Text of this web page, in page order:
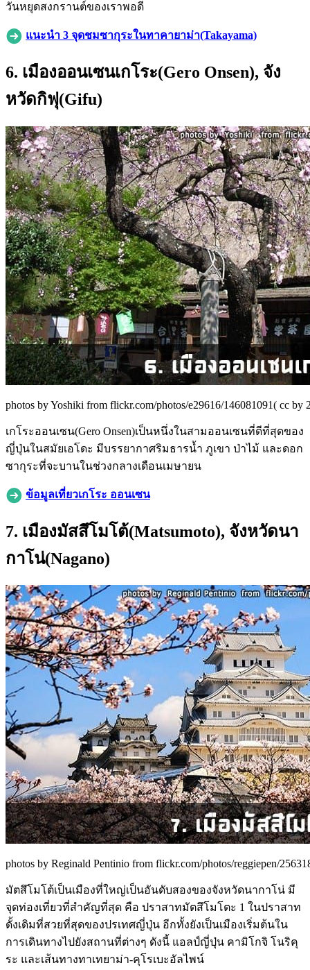
วันหยุดสงกรานต์ของเราพอดี
แนะนำ 3 จุดชมซากุระในทาคายาม่า(Takayama)
6. เมืองออนเซนเกโระ(Gero Onsen), จัง
หวัดกิฟุ(Gifu)
photos by Yoshiki from flickr.com/photos/e29616/146081091( cc by
เกโระออนเซน(Gero Onsen)เป็นหนึ่งในสามออนเซนที่ดีที่สุดของ
ญี่ปุ่นในสมัยเอโดะ มีบรรยากาศริมธารน้ำ ภูเขา ป่าไม้ และดอก
ซากุระที่จะบานในช่วงกลางเดือนเมษายน
ข้อมูลเที่ยวเกโระ ออนเซน
7. เมืองมัสสึโมโต้(Matsumoto), จังหวัดนา
กาโน่(Nagano)
photos by Reginald Pentinio from flickr.com/photos/reggiepen/
มัตสึโมโต้เป็นเมืองที่ใหญ่เป็นอันดับสองของจังหวัดนากาโน่ มี
จุดท่องเที่ยวที่สำคัญที่สุด คือ ปราสาทมัตสึโมโตะ 1 ในปราสาท
ดั้งเดิมที่สวยที่สุดของปรเทศญี่ปุ่น อีกทั้งยังเป็นเมืองเริ่มต้นใน
การเดินทางไปยังสถานที่ต่างๆ ดังนี้ แอลป์ญี่ปุ่น คามิโกจิ โนริคุ
ระ และเส้นทางทาเทยาม่า-คุโรเบะอัลไพน์